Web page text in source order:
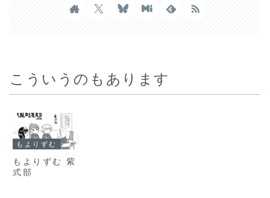
こういうのもあります
もよりずむ
もよりずむ 紫
式部